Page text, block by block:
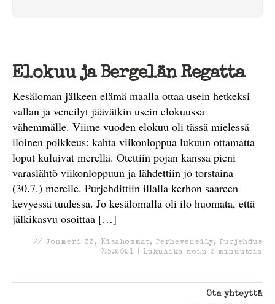
Elokuu ja Bergelän Regatta
Kesäloman jälkeen elämä maalla ottaa usein hetkeksi
vallan ja veneilyt jäävätkin usein elokuussa
vähemmälle. Viime vuoden elokuu oli tässä mielessä
iloinen poikkeus: kahta viikonloppua lukuun ottamatta
loput kuluivat merellä. Otettiin pojan kanssa pieni
varaslähtö viikonloppuun ja lähdettiin jo torstaina
(30.7.) merelle. Purjehdittiin illalla kerhon saareen
kevyessä tuulessa. Jo kesälomalla oli ilo huomata, että
jälkikasvu osoittaa […]
// Jonmeri 33, Kisahommat, Perheveneily, Purjehdus
7.5.2021 | Lukuaika noin 3 minuuttia
Ota yhteyttä